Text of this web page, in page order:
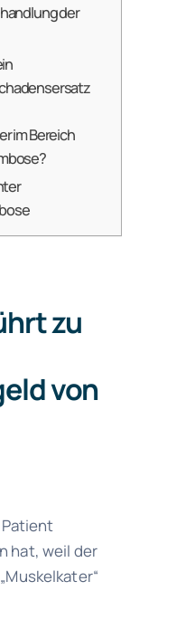
der
im Bereich
zu
von
Patient
hat, weil der